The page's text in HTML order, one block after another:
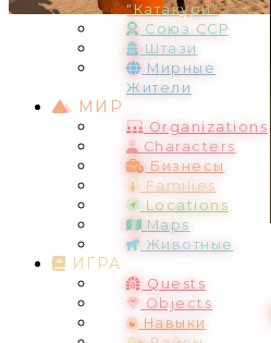
"Катакури"
Союз ССР
Штази
Мирные
Жители
МИР
Organizations
Characters
Бизнесы
Families
Locations
Maps
Животные
ИГРА
Quests
Objects
Навыки